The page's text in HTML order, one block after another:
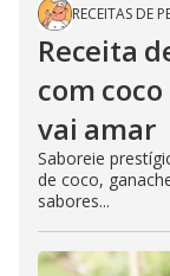
RECEITAS DE
Receita
com
vai amar
Saboreie
de coco,
sabores...